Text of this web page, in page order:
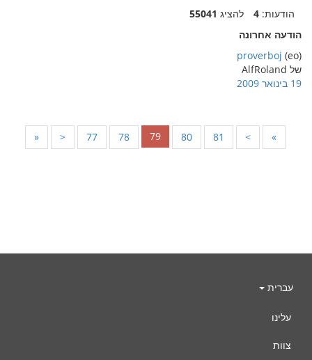
הודעות: 4 להציג 55041
הודעה אחרונה
(eo)
proverboj
של AlfRoland
19 בינואר 2009
« < 77 78 79 80 81 > »
עברית
עלינו
צוות